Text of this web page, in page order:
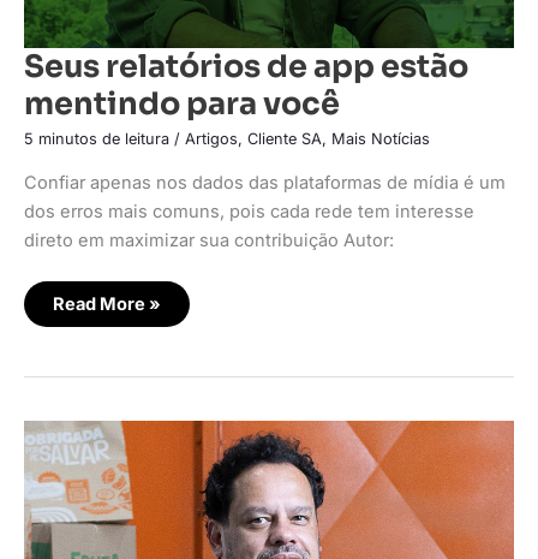
Seus relatórios de app estão
mentindo para você
5 minutos de leitura / Artigos, Cliente SA, Mais Notícias
Confiar apenas nos dados das plataformas de mídia é um
dos erros mais comuns, pois cada rede tem interesse
direto em maximizar sua contribuição Autor:
Read More »
Food
To
Save
tem
novo
diretor
de
marketplace